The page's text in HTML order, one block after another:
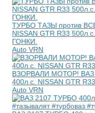
ТУРБО ТАЗЫ против
NISSAN GTR R33
ГОНКИ.
Auto VRN
ВЗОРВАЛИ МОТОР! ВАЗ
400л.с. NISSAN GTR
Auto VRN